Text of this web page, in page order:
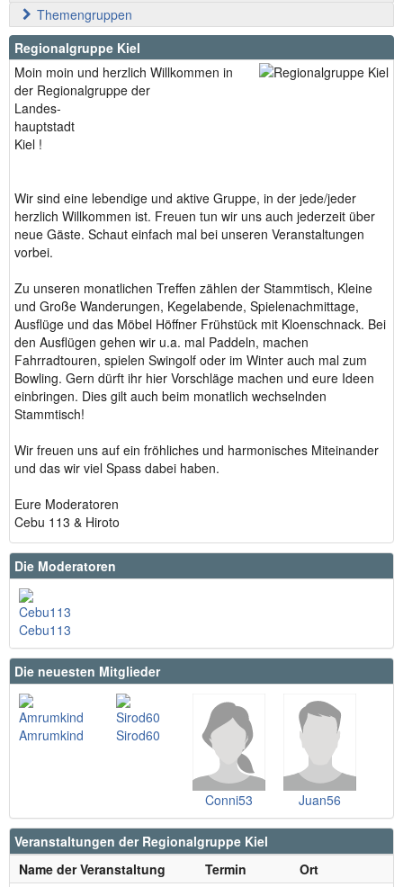
Themengruppen
Regionalgruppe Kiel
Moin moin und herzlich Willkommen in
der Regionalgruppe der
Landes-
hauptstadt
Kiel !
Wir sind eine lebendige und aktive Gruppe, in der jede/jeder
herzlich Willkommen ist. Freuen tun wir uns auch jederzeit über
neue Gäste. Schaut einfach mal bei unseren Veranstaltungen
vorbei.
Zu unseren monatlichen Treffen zählen der Stammtisch, Kleine
und Große Wanderungen, Kegelabende, Spielenachmittage,
Ausflüge und das Möbel Höffner Frühstück mit Kloenschnack. Bei
den Ausflügen gehen wir u.a. mal Paddeln, machen
Fahrradtouren, spielen Swingolf oder im Winter auch mal zum
Bowling. Gern dürft ihr hier Vorschläge machen und eure Ideen
einbringen. Dies gilt auch beim monatlich wechselnden
Stammtisch!
Wir freuen uns auf ein fröhliches und harmonisches Miteinander
und das wir viel Spass dabei haben.
Eure Moderatoren
Cebu 113 & Hiroto
Die Moderatoren
Cebu113
Die neuesten Mitglieder
Amrumkind Sirod60
Conni53 Juan56
Veranstaltungen der Regionalgruppe Kiel
Name der Veranstaltung
Termin
Ort